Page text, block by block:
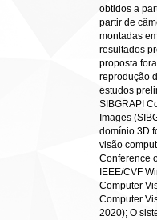
obtidos a
partir de
montadas
resultados
proposta
reprodução
estudos
SIBGRAPI
Images
domínio 3D
visão
Conference
IEEE/CVF
Computer
Computer
2020); O